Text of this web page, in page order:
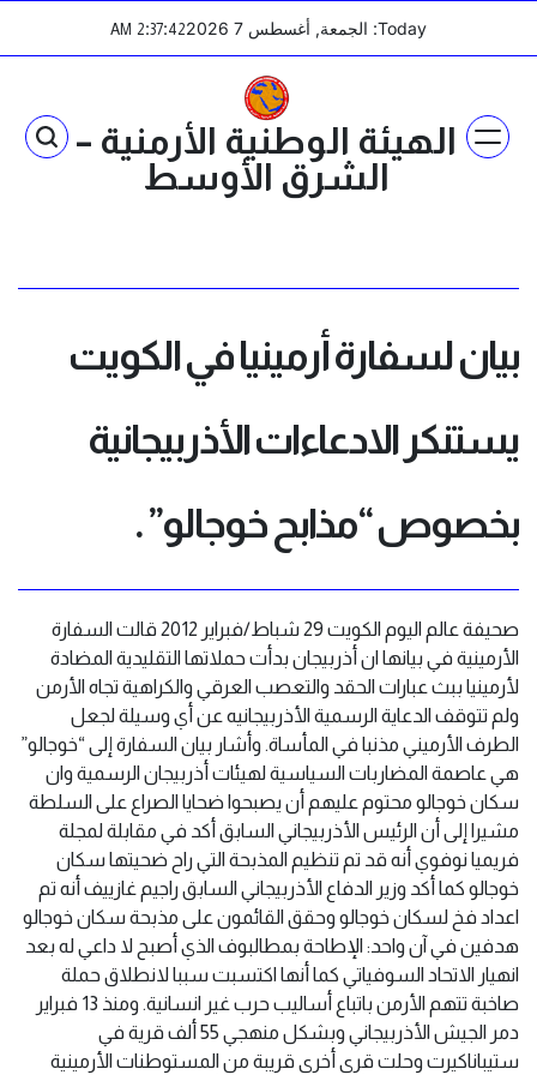
Today: الجمعة, أغسطس 7 2026 2:37:42
AM
الهيئة الوطنية الأرمنية –
الشرق الأوسط
بيان لسفارة أرمينيا في الكويت
يستنكر الادعاءات الأذربيجانية
بخصوص “مذابح خوجالو” .
صحيفة عالم اليوم الكويت 29 شباط/فبراير 2012 قالت السفارة
الأرمينية في بيانها ان أذربيجان بدأت حملاتها التقليدية المضادة
لأرمينيا ببث عبارات الحقد والتعصب العرقي والكراهية تجاه الأرمن
ولم تتوقف الدعاية الرسمية الأذربيجانيه عن أي وسيلة لجعل
الطرف الأرميني مذنبا في المأساة. وأشار بيان السفارة إلى “خوجالو”
هي عاصمة المضاربات السياسية لهيئات أذربيجان الرسمية وان
سكان خوجالو محتوم عليهم أن يصبحوا ضحايا الصراع على السلطة
مشيرا إلى أن الرئيس الأذربيجاني السابق أكد في مقابلة لمجلة
فريميا نوفوي أنه قد تم تنظيم المذبحة التي راح ضحيتها سكان
خوجالو كما أكد وزير الدفاع الأذربيجاني السابق راجيم غازييف أنه تم
اعداد فخ لسكان خوجالو وحقق القائمون على مذبحة سكان خوجالو
هدفين في آن واحد: الإطاحة بمطالبوف الذي أصبح لا داعي له بعد
انهيار الاتحاد السوفياتي كما أنها اكتسبت سببا لانطلاق حملة
صاخبة تتهم الأرمن باتباع أساليب حرب غير انسانية. ومنذ 13 فبراير
دمر الجيش الأذربيجاني وبشكل منهجي 55 ألف قرية في
ستيباناكيرت وحلت قرى أخرى قريبة من المستوطنات الأرمينية